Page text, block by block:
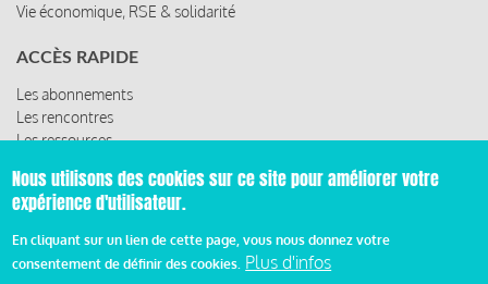
Vie économique, RSE & solidarité
ACCÈS RAPIDE
Les abonnements
Les rencontres
Les ressources
Nous utilisons des cookies sur ce site pour améliorer votre
expérience d'utilisateur.
En cliquant sur un lien de cette page, vous nous donnez votre
consentement de définir des cookies. Plus d'infos